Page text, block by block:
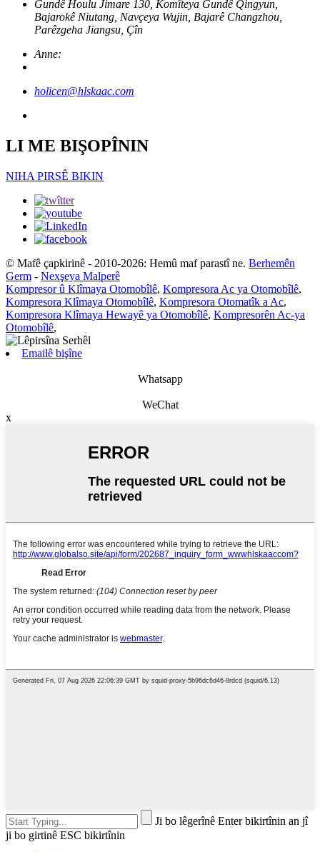
Gundê Houlu Jimare 130, Komîteya Gundê Qingyun,
Bajarokê Niutang, Navçeya Wujin, Bajarê Changzhou,
Parêzgeha Jiangsu, Çîn
Anne:
holicen@hlskaac.com
LI ME BIŞOPÎNIN
NIHA PIRSÊ BIKIN
© Mafê çapkirinê - 2010-2026: Hemû maf parastî ne. Berhemên
Germ - Nexşeya Malperê
Kompresor û Klîmaya Otomobîlê, Kompresora Ac ya Otomobîlê,
Kompresora Klîmaya Otomobîlê, Kompresora Otomatîk a Ac,
Kompresora Klîmaya Hewayê ya Otomobîlê, Kompresorên Ac-ya
Otomobîlê,
Emailê bişîne
Whatsapp
WeChat
x
Ji bo lêgerînê Enter bikirtînin an jî
ji bo girtinê ESC bikirtînin